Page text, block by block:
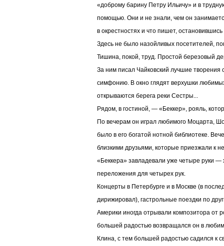
«доброму барину Петру Ильичу» и в
помощью. Они и не знали, чем он
в окрестностях и что пишет, остановившись
Здесь не было назойливых посетителей,
Тишина, покой, труд. Простой березовый
За ним писал Чайковский лучшие
симфонию. В окно глядят верхушки
открываются берега реки Сестры...
Рядом, в гостиной, — «Беккер», рояль,
По вечерам он играл любимого Моцарта,
было в его богатой нотной библиотеке.
близкими друзьями, которые приезжали к
«Беккера» завладевали уже четыре руки
переложения для четырех рук.
Концерты в Петербурге и в Москве (в
дирижировал), гастрольные поездки по
Америки иногда отрывали композитора от
большей радостью возвращался он в
Клина, с тем большей радостью садился к